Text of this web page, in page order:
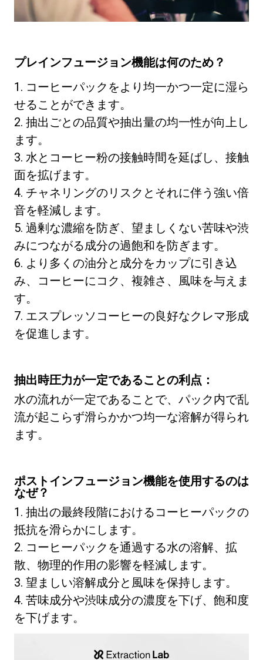
プレインフュージョン機能は何のため？
1. コーヒーパックをより均一かつ一定に湿ら
せることができます。
2. 抽出ごとの品質や抽出量の均一性が向上し
ます。
3. 水とコーヒー粉の接触時間を延ばし、接触
面を拡げます。
4. チャネリングのリスクとそれに伴う強い倍
音を軽減します。
5. 過剰な濃縮を防ぎ、望ましくない苦味や渋
みにつながる成分の過飽和を防ぎます。
6. より多くの油分と成分をカップに引き込
み、コーヒーにコク、複雑さ、風味を与えま
す。
7. エスプレッソコーヒーの良好なクレマ形成
を促進します。
抽出時圧力が一定であることの利点：
水の流れが一定であることで、パック内で乱
流が起こらず滑らかかつ均一な溶解が得られ
ます。
ポストインフュージョン機能を使用するのは
なぜ？
1. 抽出の最終段階におけるコーヒーパックの
抵抗を滑らかにします。
2. コーヒーパックを通過する水の溶解、拡
散、物理的作用の影響を軽減します。
3. 望ましい溶解成分と風味を保持します。
4. 苦味成分や渋味成分の濃度を下げ、飽和度
を下げます。